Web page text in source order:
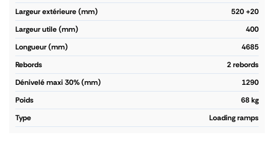
largeur extérieure (mm)
520 +20
largeur utile (mm)
400
longueur (mm)
4685
rebords
2 rebords
dénivelé maxi 30% (mm)
1290
poids
68 kg
type
Loading ramps